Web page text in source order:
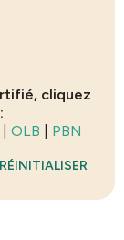
cliquez
OLB
PBN
RÉINITIALISER